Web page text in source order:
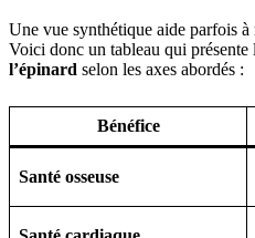
Une vue synthétique aide parfois à
Voici donc un tableau qui présente
l’épinard selon les axes abordés :
Bénéfice
Santé osseuse